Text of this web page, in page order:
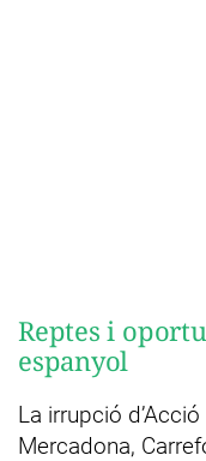
Reptes i
espanyol
La irrupció
Mercadona,